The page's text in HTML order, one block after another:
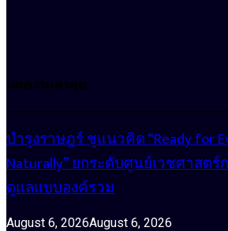
บทความล่าสุด
บำรุงราษฎร์ ชูแนวคิด “Ready for
Naturally” ยกระดับศูนย์เวชศาสต
ดูแลแบบองค์รวม
August 6, 2026August 6, 2026